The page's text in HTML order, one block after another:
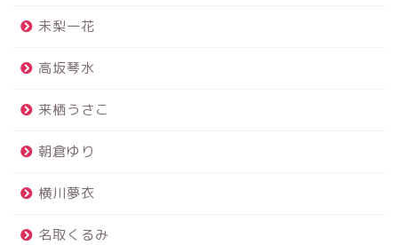
未梨一花
高坂琴水
来栖うさこ
朝倉ゆり
横川夢衣
名取くるみ